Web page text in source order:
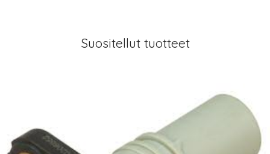
Suositellut tuotteet